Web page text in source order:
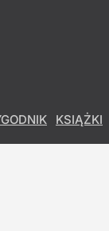
KSIĄŻKI